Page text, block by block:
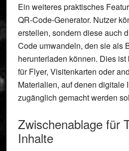
Ein weiteres praktisches
QR-Code-Generator. Nutzer
erstellen, sondern diese auch
Code umwandeln, den sie als
herunterladen können. Dies
für Flyer, Visitenkarten oder
Materialien, auf denen digitale
zugänglich gemacht werden
Zwischenablage für
Inhalte